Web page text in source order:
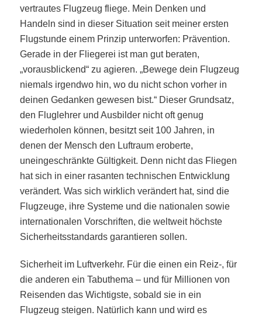
vertrautes Flugzeug fliege. Mein Denken und
Handeln sind in dieser Situation seit meiner ersten
Flugstunde einem Prinzip unterworfen: Prävention.
Gerade in der Fliegerei ist man gut beraten,
„vorausblickend“ zu agieren. „Bewege dein Flugzeug
niemals irgendwo hin, wo du nicht schon vorher in
deinen Gedanken gewesen bist.“ Dieser Grundsatz,
den Fluglehrer und Ausbilder nicht oft genug
wiederholen können, besitzt seit 100 Jahren, in
denen der Mensch den Luftraum eroberte,
uneingeschränkte Gültigkeit. Denn nicht das Fliegen
hat sich in einer rasanten technischen Entwicklung
verändert. Was sich wirklich verändert hat, sind die
Flugzeuge, ihre Systeme und die nationalen sowie
internationalen Vorschriften, die weltweit höchste
Sicherheitsstandards garantieren sollen.
Sicherheit im Luftverkehr. Für die einen ein Reiz-, für
die anderen ein Tabuthema – und für Millionen von
Reisenden das Wichtigste, sobald sie in ein
Flugzeug steigen. Natürlich kann und wird es